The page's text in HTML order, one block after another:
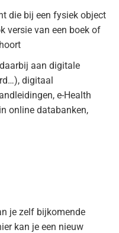
die bij een fysiek object
versie van een boek of
aan digitale
digitaal
e-Health
online databanken,
je zelf bijkomende
kan je een nieuw